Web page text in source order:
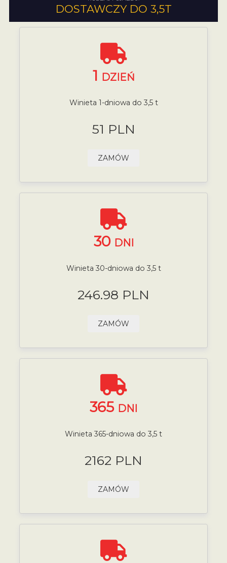
DOSTAWCZY DO 3,5T
1 DZIEŃ
Winieta 1-dniowa do 3,5 t
51 PLN
ZAMÓW
30 DNI
Winieta 30-dniowa do 3,5 t
246.98 PLN
ZAMÓW
365 DNI
Winieta 365-dniowa do 3,5 t
2162 PLN
ZAMÓW